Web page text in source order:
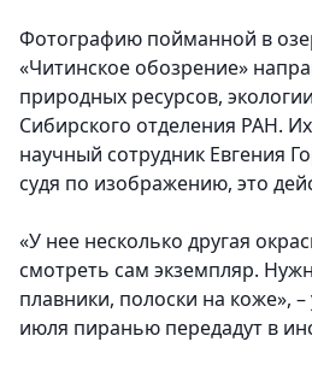
Фотографию пойманной в
«Читинское обозрение»
природных ресурсов,
Сибирского отделения РАН.
научный сотрудник Евгения
судя по изображению, это
«У нее несколько другая
смотреть сам экземпляр.
плавники, полоски на коже»,
июля пиранью передадут в